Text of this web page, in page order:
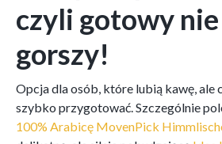
czyli gotowy
gorszy!
Opcja dla osób, które lubią kawę, ale
szybko przygotować. Szczególnie
100% Arabicę MovenPick